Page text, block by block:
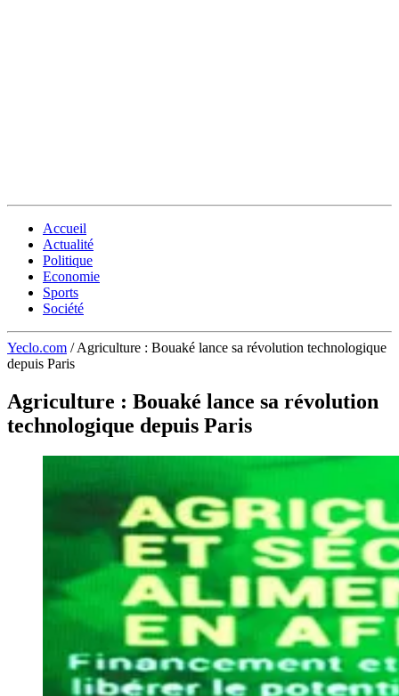
Accueil
Actualité
Politique
Economie
Sports
Société
Yeclo.com / Agriculture : Bouaké lance sa révolution technologique
depuis Paris
Agriculture : Bouaké lance sa révolution
technologique depuis Paris